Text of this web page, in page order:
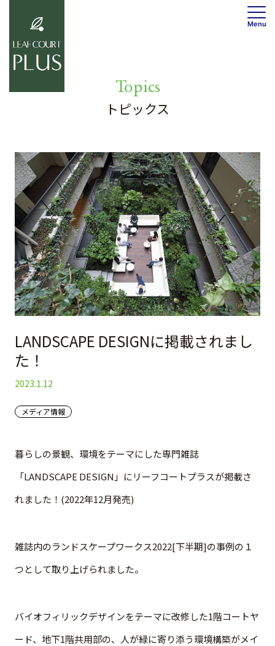
Menu
0120-736-530
トピックス
共用部
ワークスペース
フィットネス
カフェ
設備
居室
居室紹介
フロアマップ
マップ
マップ
アクセス
ご契約の流れ
ご契約の流れ
お問い合わせ
お問い合わせ
個人情報保護方針
Topics
トピックス
LANDSCAPE DESIGNに掲載されまし
た！
2023.1.12
メディア情報
暮らしの景観、環境をテーマにした専門雑誌
「LANDSCAPE DESIGN」にリーフコートプラスが掲載さ
れました！(2022年12月発売)
雑誌内のランドスケープワークス2022[下半期]の事例の１
つとして取り上げられました。
バイオフィリックデザインをテーマに改修した1階コートヤ
ード、地下1階共用部の、人が緑に寄り添う環境構築がメイ